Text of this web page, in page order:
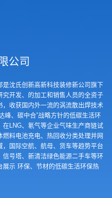
公司
沈氏创新高新科技装修新公司旗下
开发、的加工和销售人员的全资子
收获国内外一流的涡流散出焊技术
峰、碳中合”战略方针的低碳生活环
LNG、氡气等企业气味生产商链试
料电池充电、热回收分类处理并网
国际空航、航母、货车等趋势平台
号塔、新清洁绿色能源二手车等环
示 环保、节材的低碳生活环保热